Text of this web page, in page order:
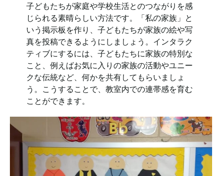
子どもたちが家庭や学校生活とのつながりを感
じられる素晴らしい方法です。「私の家族」と
いう掲示板を作り、子どもたちが家族の絵や写
真を投稿できるようにしましょう。インタラク
ティブにするには、子どもたちに家族の特別な
こと、例えばお気に入りの家族の活動やユニー
クな伝統など、何かを共有してもらいましょ
う。こうすることで、教室内での連帯感を育む
ことができます。